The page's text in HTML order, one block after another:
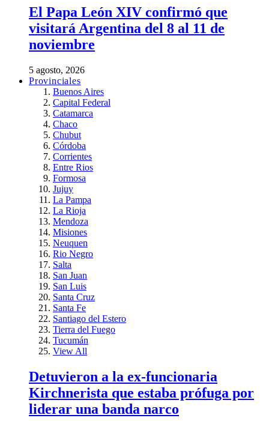
El Papa León XIV confirmó que
visitará Argentina del 8 al 11 de
noviembre
5 agosto, 2026
Provinciales
Buenos Aires
Capital Federal
Catamarca
Chaco
Chubut
Córdoba
Corrientes
Entre Rios
Formosa
Jujuy
La Pampa
La Rioja
Mendoza
Misiones
Neuquen
Rio Negro
Salta
San Juan
San Luis
Santa Cruz
Santa Fe
Santiago del Estero
Tierra del Fuego
Tucumán
View All
Detuvieron a la ex-funcionaria
Kirchnerista que estaba prófuga por
liderar una banda narco